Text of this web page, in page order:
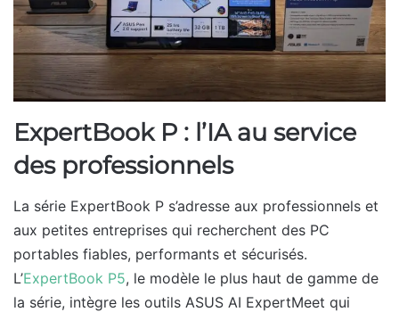
ExpertBook P : l’IA au service
des professionnels
La série ExpertBook P s’adresse aux professionnels et
aux petites entreprises qui recherchent des PC
portables fiables, performants et sécurisés.
L’ExpertBook P5, le modèle le plus haut de gamme de
la série, intègre les outils ASUS AI ExpertMeet qui